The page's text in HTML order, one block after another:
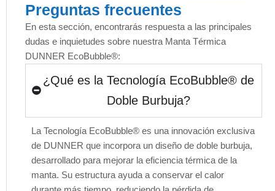
Preguntas frecuentes
En esta sección, encontrarás respuesta a las principales
dudas e inquietudes sobre nuestra Manta Térmica
DUNNER EcoBubble®:
¿Qué es la Tecnología EcoBubble® de
Doble Burbuja?
La Tecnología EcoBubble® es una innovación exclusiva
de DUNNER que incorpora un diseño de doble burbuja,
desarrollado para mejorar la eficiencia térmica de la
manta. Su estructura ayuda a conservar el calor